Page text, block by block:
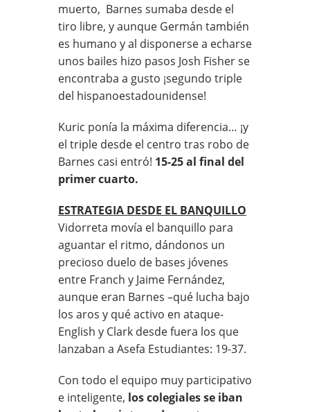
muerto, Barnes sumaba desde el
tiro libre, y aunque Germán también
es humano y al disponerse a echarse
unos bailes hizo pasos Josh Fisher se
encontraba a gusto ¡segundo triple
del hispanoestadounidense!
Kuric ponía la máxima diferencia… ¡y
el triple desde el centro tras robo de
Barnes casi entró! 15-25 al final del
primer cuarto.
ESTRATEGIA DESDE EL BANQUILLO
Vidorreta movía el banquillo para
aguantar el ritmo, dándonos un
precioso duelo de bases jóvenes
entre Franch y Jaime Fernández,
aunque eran Barnes –qué lucha bajo
los aros y qué activo en ataque-
English y Clark desde fuera los que
lanzaban a Asefa Estudiantes: 19-37.
Con todo el equipo muy participativo
e inteligente, los colegiales se iban